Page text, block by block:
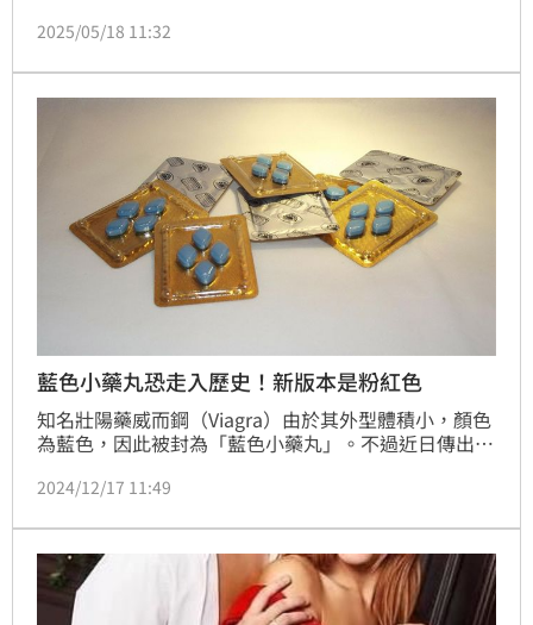
時心肌梗塞喪命，身旁背包裡還遺留多顆威而鋼，正宮
訴，二審加判賠20萬，總計70萬元，全案確定。
2025/05/18 11:32
藍色小藥丸恐走入歷史！新版本是粉紅色
知名壯陽藥威而鋼（Viagra）由於其外型體積小，顏色
為藍色，因此被封為「藍色小藥丸」。不過近日傳出，
名為 「威而鋼ODF」（口溶錠）。
2024/12/17 11:49